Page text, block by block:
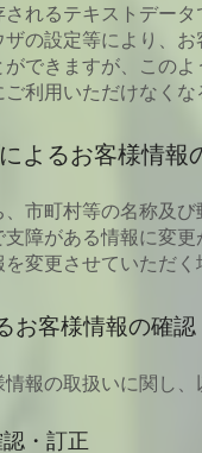
れるテキストデータ
の設定等により、
できますが、この
利用いただけなくな
よるお客様情報
、市町村等の名称及
障がある情報に変
変更させていただく
お客様情報の確
報の取扱いに関し、
・訂正